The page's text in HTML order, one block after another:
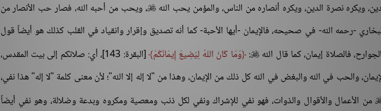
ويكره نصرة الدين، ويكره أنصاره من الناس، والمؤمن يحب الله، ويحب من أحبه الله، فصار حب الأنصار من
-رحمه الله- في صحيحه، فالإيمان -أيها الأحبة- كما أنه تصديق وإقرار وانقياد في القلب كذلك هو أيضاً قول
فالصلاة إيمان، كما قال الله
: وَمَا كَانَ اللّهُ لِيُضِيعَ إِيمَانَكُمْ
[البقرة: 143]، أي: صلاتكم إلى بيت المقدس،
والحب في الله والبغض في الله كل ذلك من الإيمان، وهذا من "لا إله إلا الله"؛ لأن معنى كلمة "لا إله" هذا نفي،
من الأعمال والأقوال والذوات، فهو نفي للإشراك ونفي لكل ذنب ومعصية ومكروه وبدعة وضلالة، وهو نفي أيضاً